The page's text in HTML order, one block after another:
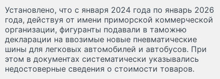
Установлено, что с января 2024 года по январь 2026
года, действуя от имени приморской коммерческой
организации, фигуранты подавали в таможню
декларации на ввозимые новые пневматические
шины для легковых автомобилей и автобусов. При
этом в документах систематически указывались
недостоверные сведения о стоимости товаров.